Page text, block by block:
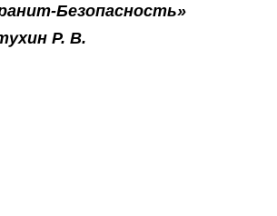
Безопасность»
Р. В.